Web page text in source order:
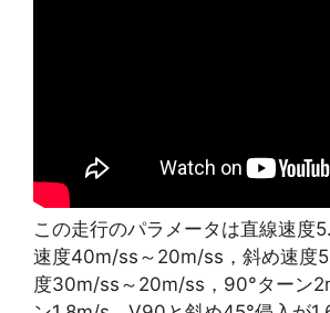
この走行のパラメータは直線速度
速度40m/ss～20m/ss，斜め速度
度30m/ss～20m/ss，90°ターン